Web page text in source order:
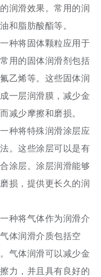
润滑效果。常用的润
和脂肪酸酯等。
种将固体颗粒应用于
用的固体润滑剂包括
乙烯等。这些固体润
一层润滑膜，减少金
减少摩擦和磨损。
种将特殊润滑涂层应
。这些涂层可以是有
涂层。涂层润滑能够
损，提供更长久的润
种将气体作为润滑介
体润滑介质包括空
气体润滑可以减少金
力，并且具有良好的